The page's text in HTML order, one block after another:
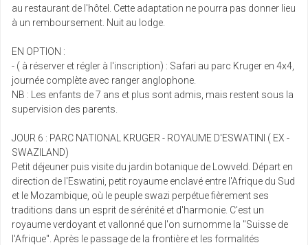
au restaurant de l'hôtel. Cette adaptation ne pourra pas donner lieu
à un remboursement. Nuit au lodge.
EN OPTION :
- ( à réserver et régler à l'inscription) : Safari au parc Kruger en 4x4,
journée complète avec ranger anglophone.
NB : Les enfants de 7 ans et plus sont admis, mais restent sous la
supervision des parents.
JOUR 6 : PARC NATIONAL KRUGER - ROYAUME D'ESWATINI ( EX -
SWAZILAND)
Petit déjeuner puis visite du jardin botanique de Lowveld. Départ en
direction de l'Eswatini, petit royaume enclavé entre l'Afrique du Sud
et le Mozambique, où le peuple swazi perpétue fièrement ses
traditions dans un esprit de sérénité et d'harmonie. C'est un
royaume verdoyant et vallonné que l'on surnomme la "Suisse de
l'Afrique". Après le passage de la frontière et les formalités